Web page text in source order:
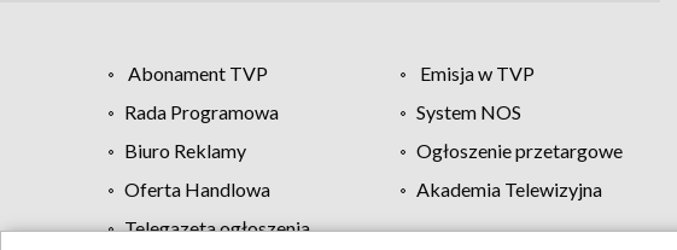
Abonament TVP Emisja w TVP
Rada Programowa
System NOS
Biuro Reklamy
Ogłoszenie przetargowe
Oferta Handlowa
Akademia Telewizyjna
Telegazeta ogłoszenia